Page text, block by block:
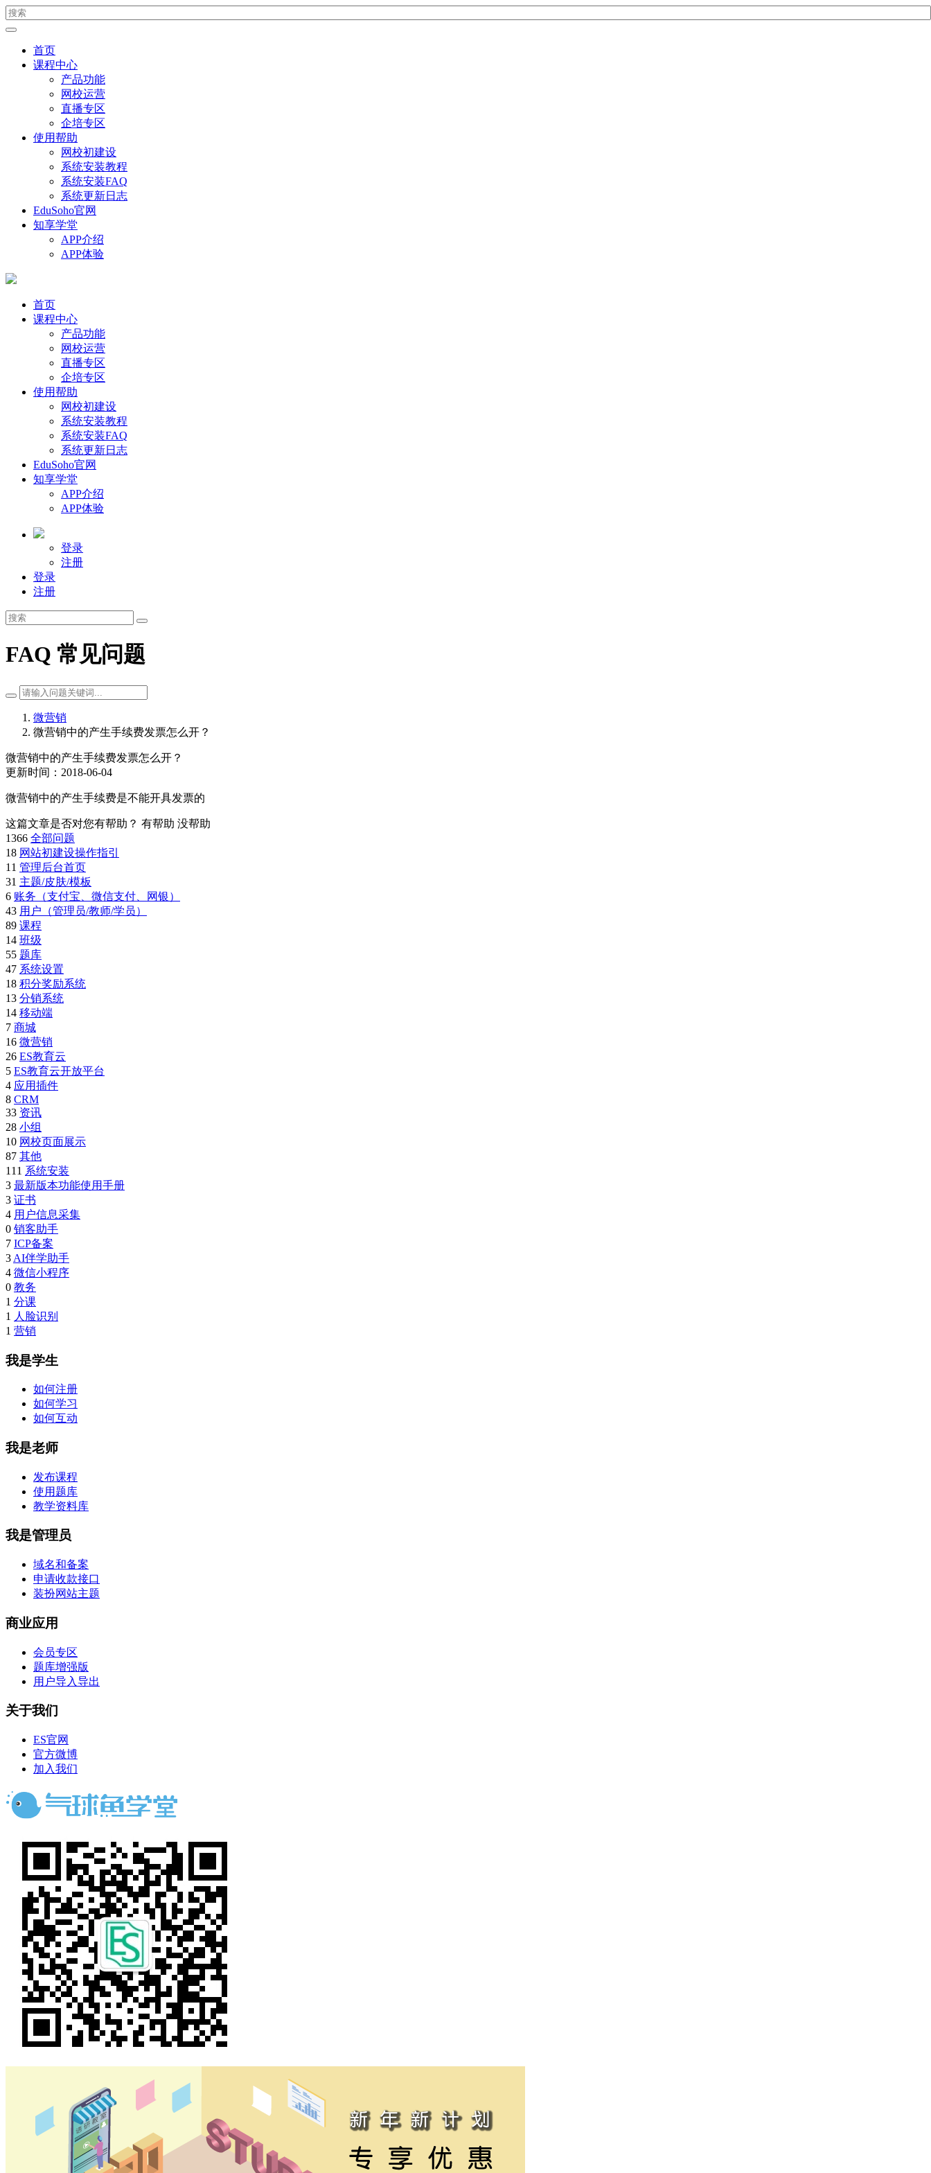
首页
课程中心
产品功能
网校运营
直播专区
企培专区
使用帮助
网校初建设
系统安装教程
系统安装FAQ
系统更新日志
EduSoho官网
知享学堂
APP介绍
APP体验
首页
课程中心
产品功能
网校运营
直播专区
企培专区
使用帮助
网校初建设
系统安装教程
系统安装FAQ
系统更新日志
EduSoho官网
知享学堂
APP介绍
APP体验
登录
注册
登录
注册
FAQ 常见问题
微营销
微营销中的产生手续费发票怎么开？
微营销中的产生手续费发票怎么开？
更新时间：2018-06-04
微营销中的产生手续费是不能开具发票的
这篇文章是否对您有帮助？ 有帮助 没帮助
1366 全部问题
18 网站初建设操作指引
11 管理后台首页
31 主题/皮肤/模板
6 账务（支付宝、微信支付、网银）
43 用户（管理员/教师/学员）
89 课程
14 班级
55 题库
47 系统设置
18 积分奖励系统
13 分销系统
14 移动端
7 商城
16 微营销
26 ES教育云
5 ES教育云开放平台
4 应用插件
8 CRM
33 资讯
28 小组
10 网校页面展示
87 其他
111 系统安装
3 最新版本功能使用手册
3 证书
4 用户信息采集
0 销客助手
7 ICP备案
3 AI伴学助手
4 微信小程序
0 教务
1 分课
1 人脸识别
1 营销
我是学生
如何注册
如何学习
如何互动
我是老师
发布课程
使用题库
教学资料库
我是管理员
域名和备案
申请收款接口
装扮网站主题
商业应用
会员专区
题库增强版
用户导入导出
关于我们
ES官网
官方微博
加入我们